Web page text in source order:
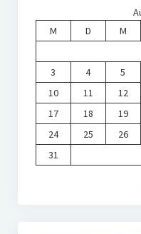
M
D M
3
4 5
10
11 12
17
18 19
24
25 26
31